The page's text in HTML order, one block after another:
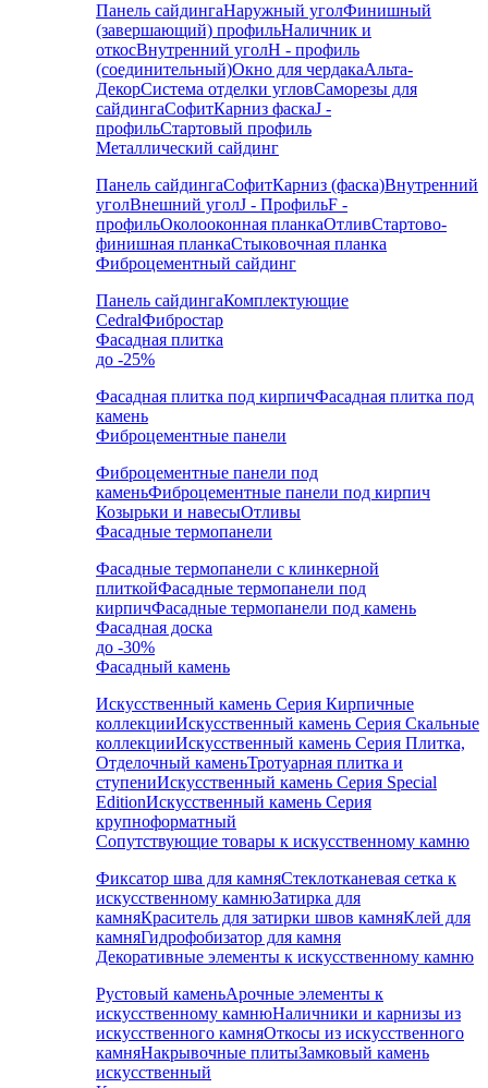
Панель сайдингаНаружный уголФинишный
(завершающий) профильНаличник и
откосВнутренний уголH - профиль
(соединительный)Окно для чердакаАльта-
ДекорСистема отделки угловСаморезы для
сайдингаСофитКарниз фаскаJ -
профильСтартовый профиль
Металлический сайдинг
Панель сайдингаСофитКарниз (фаска)Внутренний
уголВнешний уголJ - ПрофильF -
профильОколооконная планкаОтливСтартово-
финишная планкаСтыковочная планка
Фиброцементный сайдинг
Панель сайдингаКомплектующие
CedralФибростар
Фасадная плитка
до -25%
Фасадная плитка под кирпичФасадная плитка под
камень
Фиброцементные панели
Фиброцементные панели под
каменьФиброцементные панели под кирпич
Козырьки и навесыОтливы
Фасадные термопанели
Фасадные термопанели с клинкерной
плиткойФасадные термопанели под
кирпичФасадные термопанели под камень
Фасадная доска
до -30%
Фасадный камень
Искусственный камень Серия Кирпичные
коллекцииИскусственный камень Серия Скальные
коллекцииИскусственный камень Серия Плитка,
Отделочный каменьТротуарная плитка и
ступениИскусственный камень Серия Special
EditionИскусственный камень Серия
крупноформатный
Сопутствующие товары к искусственному камню
Фиксатор шва для камняСтеклотканевая сетка к
искусственному камнюЗатирка для
камняКраситель для затирки швов камняКлей для
камняГидрофобизатор для камня
Декоративные элементы к искусственному камню
Рустовый каменьАрочные элементы к
искусственному камнюНаличники и карнизы из
искусственного камняОткосы из искусственного
камняНакрывочные плитыЗамковый камень
искусственный